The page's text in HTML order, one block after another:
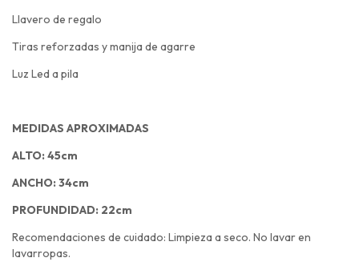
Llavero de regalo
Tiras reforzadas y manija de agarre
Luz Led a pila
MEDIDAS APROXIMADAS
ALTO: 45cm
ANCHO: 34cm
PROFUNDIDAD: 22cm
Recomendaciones de cuidado: Limpieza a seco. No lavar en
lavarropas.